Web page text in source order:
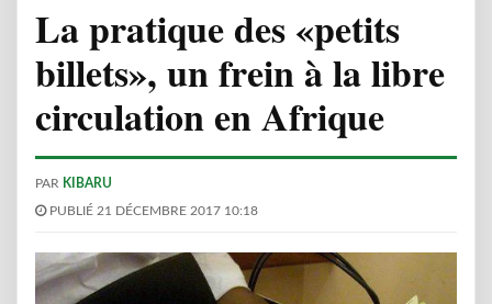
La pratique des «petits
billets», un frein à la libre
circulation en Afrique
PAR KIBARU
PUBLIÉ 21 DÉCEMBRE 2017 10:18